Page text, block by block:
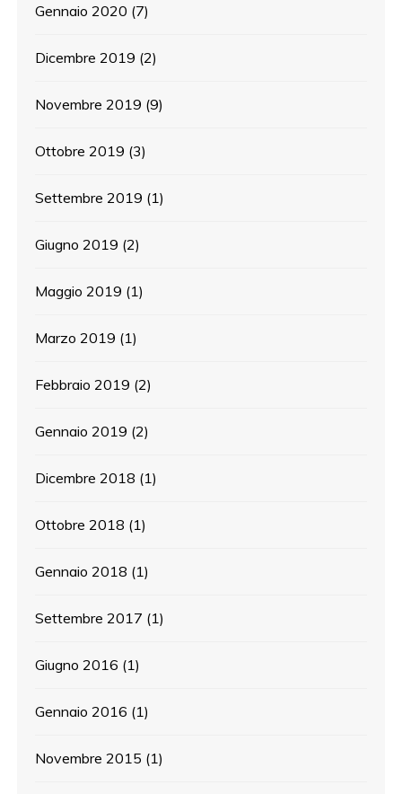
Gennaio 2020 (7)
Dicembre 2019 (2)
Novembre 2019 (9)
Ottobre 2019 (3)
Settembre 2019 (1)
Giugno 2019 (2)
Maggio 2019 (1)
Marzo 2019 (1)
Febbraio 2019 (2)
Gennaio 2019 (2)
Dicembre 2018 (1)
Ottobre 2018 (1)
Gennaio 2018 (1)
Settembre 2017 (1)
Giugno 2016 (1)
Gennaio 2016 (1)
Novembre 2015 (1)